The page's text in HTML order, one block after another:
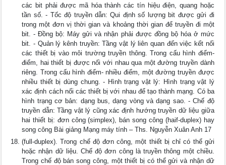
các bit phải được mã hóa thành các tín hiệu điện, quang hoặc
tần số. - Tốc độ truyền dẫn: Qui định số lượng bit được gửi đi
trong một đơn vị thời gian và khoảng thời gian để truyền đi một
bit. - Đồng bộ: Máy gửi và nhận phải được đồng bộ hóa ở mức
bit. - Quản lý kênh truyền: Tầng vật lý liên quan đến việc kết nối
các thiết bị vào môi trường truyền thông. Trong cấu hình điểm-
điểm, hai thiết bị được nối với nhau qua một đường truyền dành
riêng. Trong cấu hình điểm- nhiều điểm, một đường truyền được
nhiều thiết bị dùng chung. - Hình trạng vật lý: Hình trạng vật lý
xác định cách nối các thiết bị với nhau để tạo thành mạng. Có ba
hình trạng cơ bản: dạng bus, dạng vòng và dạng sao. - Chế độ
truyền dẫn: Tầng vật lý cũng xác định hướng truyền dữ liệu giữa
hai thiết bị: đơn công (simplex), bán song công (haif-duplex) hay
song công Bài giảng Mạng máy tính – Ths. Nguyễn Xuân Anh 17
(full-duplex). Trong chế độ đơn công, một thiết bị chỉ có thể gửi
hoặc nhận dữ liệu. Chế độ đơn công là truyền thông một chiều.
Trong chế độ bán song công, một thiết bị có thể gửi và nhận dữ